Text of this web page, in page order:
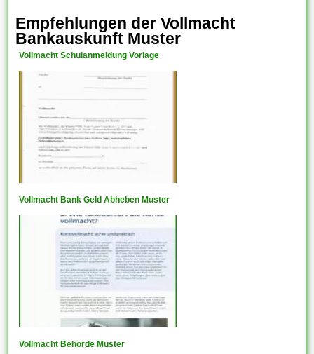
Empfehlungen der Vollmacht
Bankauskunft Muster
Vollmacht Schulanmeldung Vorlage
Vollmacht Bank Geld Abheben Muster
Vollmacht Behörde Muster